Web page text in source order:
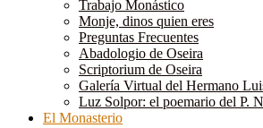
Trabajo Monástico
Monje, dinos quien eres
Preguntas Frecuentes
Abadologio de Oseira
Scriptorium de Oseira
Galería Virtual del Hermano
Luz Solpor: el poemario del P.
El Monasterio